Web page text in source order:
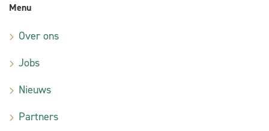
Menu
Over ons
Jobs
Nieuws
Partners